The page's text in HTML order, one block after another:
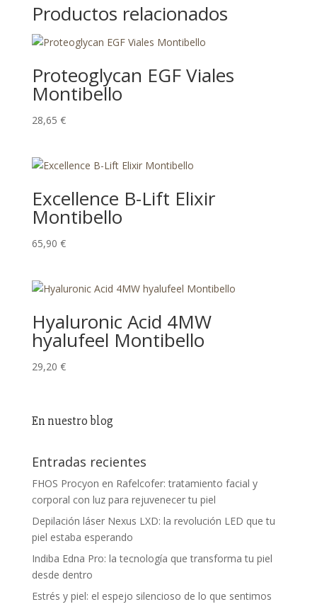
Productos relacionados
Proteoglycan EGF Viales
Montibello
28,65 €
Excellence B-Lift Elixir
Montibello
65,90 €
Hyaluronic Acid 4MW
hyalufeel Montibello
29,20 €
En nuestro blog
Entradas recientes
FHOS Procyon en Rafelcofer: tratamiento facial y
corporal con luz para rejuvenecer tu piel
Depilación láser Nexus LXD: la revolución LED que tu
piel estaba esperando
Indiba Edna Pro: la tecnología que transforma tu piel
desde dentro
Estrés y piel: el espejo silencioso de lo que sentimos